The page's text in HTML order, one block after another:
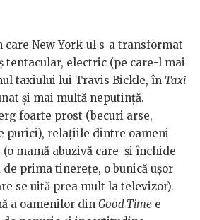
New York-ul s-a transformat
tentacular, electric (pe care-l mai
taxiului lui Travis Bickle, în Taxi
și mai multă neputință.
foarte prost (becuri arse,
purici), relațiile dintre oameni
mamă abuzivă care-și închide
prima tinerețe, o bunică ușor
se uită prea mult la televizor).
a oamenilor din Good Time e